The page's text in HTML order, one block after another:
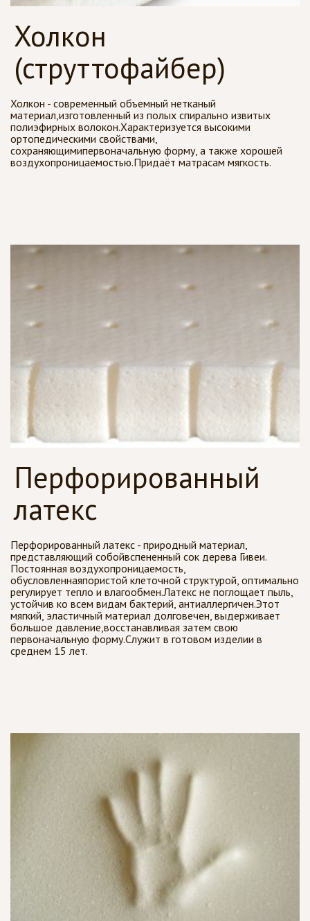
Холкон
(струттофайбер)
Холкон - современный объемный нетканый
материал,изготовленный из полых спирально извитых
полиэфирных волокон.Характеризуется высокими
ортопедическими свойствами,
сохраняющимипервоначальную форму, а также хорошей
воздухопроницаемостью.Придаёт матрасам мягкость.
Перфорированный
латекс
Перфорированный латекс - природный материал,
представляющий собойвспененный сок дерева Гивеи.
Постоянная воздухопроницаемость,
обусловленнаяпористой клеточной структурой, оптимально
регулирует тепло и влагообмен.Латекс не поглощает пыль,
устойчив ко всем видам бактерий, антиаллергичен.Этот
мягкий, эластичный материал долговечен, выдерживает
большое давление,восстанавливая затем свою
первоначальную форму.Служит в готовом изделии в
среднем 15 лет.